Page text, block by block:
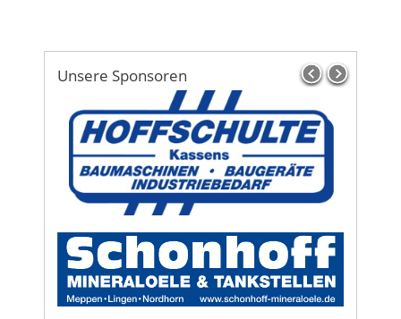
Unsere Sponsoren